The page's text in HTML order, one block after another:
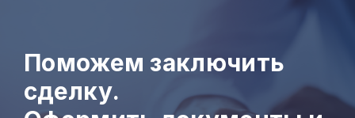
Поможем заключить
сделку.